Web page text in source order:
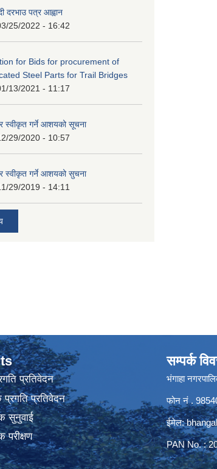
दरभाउ पत्र आह्वान
25/2022 - 16:42
for Bids for procurement of
Steel Parts for Trail Bridges
13/2021 - 11:17
स्वीकृत गर्ने आशयको सूचना
29/2020 - 10:57
स्वीकृत गर्ने आशयको सुचना
29/2019 - 14:11
प्रतिवेदन
प्रगति प्रतिवेदन
सुनुवाई
परीक्षण
सम्पर्क
भंगाहा
फोन नं .
ईमेल:
PAN No. :